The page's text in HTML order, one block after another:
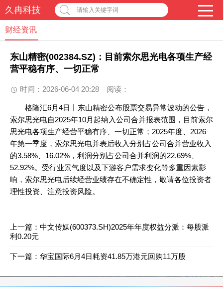
久冉科技 请输入关键字词
财经资讯
东山精密(002384.SZ)：目前索尔思光电各项生产经
营平稳有序、一切正常
时间：2026-06-04 20:28 阅读：
格隆汇6月4日丨东山精密公布股票交易异常波动的公告，
索尔思光电自2025年10月起纳入公司合并报表范围，目前索尔
思光电各项生产经营平稳有序、一切正常；2025年度、2026
年第一季度，索尔思光电并表后收入分别占公司合并营业收入
的3.58%、16.02%，利润分别占公司合并利润的22.69%、
52.92%。受行业景气度以及下游客户需求变化等多重因素影
响，索尔思光电后续经营业绩存在不确定性，敬请各位投资者
理性投资、注意投资风险。
上一篇： 中文传媒(600373.SH)2025年年度权益分派：每股派
利0.20元
下一篇： 华宝国际6月4日耗资41.85万港元回购11万股